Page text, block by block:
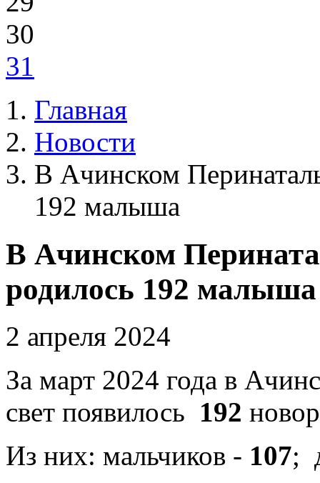
30
31
Главная
Новости
В Ачинском
192 малыша
В Ачинском
родилось 192 малыша
2 апреля 2024
За март 2024 года в
свет появилось 192
Из них: мальчиков - 107;